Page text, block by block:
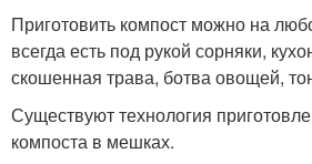
Приготовить компост можно на
всегда есть под рукой сорняки,
скошенная трава, ботва овощей,
Существуют технология
компоста в мешках.